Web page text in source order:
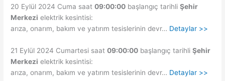
20 Eylül 2024 Cuma saat09:00:00 başlangıç tarihliŞehir
Merkezi elektrik kesintisi:
arıza, onarım, bakım ve yatırım tesislerinin devr… Detaylar >>
21 Eylül 2024 Cumartesi saat09:00:00 başlangıç tarihliŞehir
Merkezi elektrik kesintisi:
arıza, onarım, bakım ve yatırım tesislerinin devr… Detaylar >>